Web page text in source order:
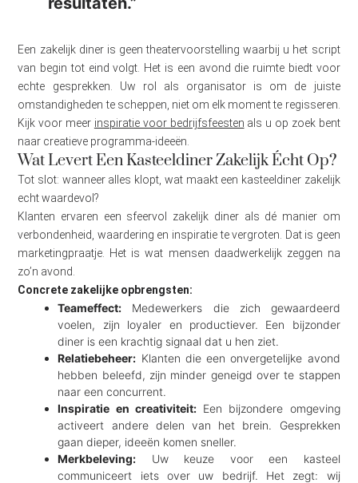
Een zakelijk diner is geen theatervoorstelling waarbij u het script
van begin tot eind volgt. Het is een avond die ruimte biedt voor
echte gesprekken. Uw rol als organisator is om de juiste
omstandigheden te scheppen, niet om elk moment te regisseren.
Kijk voor meer inspiratie voor bedrijfsfeesten als u op zoek bent
naar creatieve programma-ideeën.
Wat Levert Een Kasteeldiner Zakelijk Écht Op?
Tot slot: wanneer alles klopt, wat maakt een kasteeldiner zakelijk
echt waardevol?
Klanten ervaren een sfeervol zakelijk diner als dé manier om
verbondenheid, waardering en inspiratie te vergroten. Dat is geen
marketingpraatje. Het is wat mensen daadwerkelijk zeggen na
zo’n avond.
Concrete zakelijke opbrengsten:
Teameffect: Medewerkers die zich gewaardeerd
voelen, zijn loyaler en productiever. Een bijzonder
diner is een krachtig signaal dat u hen ziet.
Relatiebeheer: Klanten die een onvergetelijke avond
hebben beleefd, zijn minder geneigd over te stappen
naar een concurrent.
Inspiratie en creativiteit:Een bijzondere omgeving
activeert andere delen van het brein. Gesprekken
gaan dieper, ideeën komen sneller.
Merkbeleving: Uw keuze voor een kasteel
communiceert iets over uw bedrijf. Het zegt: wij